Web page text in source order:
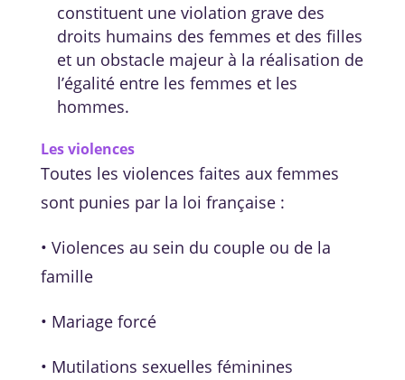
constituent une violation grave des
droits humains des femmes et des filles
et un obstacle majeur à la réalisation de
l’égalité entre les femmes et les
hommes.
Les violences
Toutes les violences faites aux femmes
sont punies par la loi française :
• Violences au sein du couple ou de la
famille
• Mariage forcé
• Mutilations sexuelles féminines